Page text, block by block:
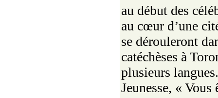
au début des
au cœur d’une
se dérouleront
catéchèses à
plusieurs
Jeunesse, «